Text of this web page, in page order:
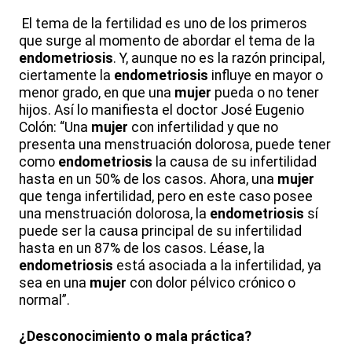
El tema de la fertilidad es uno de los primeros
que surge al momento de abordar el tema de la
endometriosis. Y, aunque no es la razón principal,
ciertamente la endometriosis influye en mayor o
menor grado, en que una mujer pueda o no tener
hijos. Así lo manifiesta el doctor José Eugenio
Colón: “Una mujer con infertilidad y que no
presenta una menstruación dolorosa, puede tener
como endometriosis la causa de su infertilidad
hasta en un 50% de los casos. Ahora, una mujer
que tenga infertilidad, pero en este caso posee
una menstruación dolorosa, la endometriosis sí
puede ser la causa principal de su infertilidad
hasta en un 87% de los casos. Léase, la
endometriosis está asociada a la infertilidad, ya
sea en una mujer con dolor pélvico crónico o
normal”.
¿Desconocimiento o mala práctica?